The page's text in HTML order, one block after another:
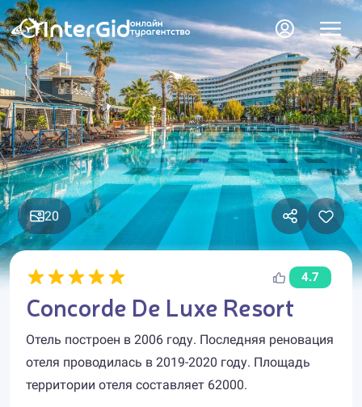
20
4.7
Concorde De Luxe Resort
Отель построен в 2006 году. Последняя реновация
отеля проводилась в 2019-2020 году. Площадь
территории отеля составляет 62000.